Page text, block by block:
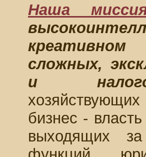
Наша
креативном
сложных,
и
бизнес -
выходящих